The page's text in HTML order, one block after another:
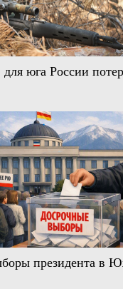
юга России
президента в